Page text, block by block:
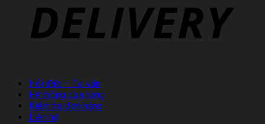
Hỏi đáp – Tư vấn
Hệ thống cửa hàng
Kiểm tra đơn hàng
Liên hệ